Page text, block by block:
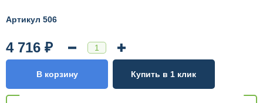
Артикул 506
4 716 ₽
В корзину Купить в 1 клик